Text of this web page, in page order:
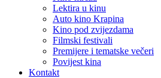
Lektira u kinu
Auto kino Krapina
Kino pod zvijezdama
Filmski festivali
Premijere i tematske večeri
Povijest kina
Kontakt